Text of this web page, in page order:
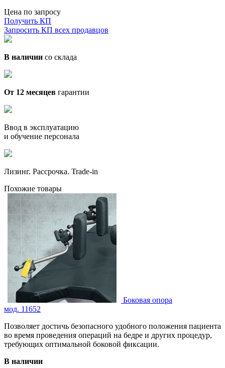
Цена по запросу
Получить КП
Запросить КП всех продавцов
В наличии со склада
От 12 месяцев гарантии
Ввод в эксплуатацию
и обучение персонала
Лизинг. Рассрочка. Trade-in
Похожие товары
Боковая опора
мод. 11652
Позволяет достичь безопасного удобного положения пациента
во время проведения операций на бедре и других процедур,
требующих оптимальной боковой фиксации.
В наличии